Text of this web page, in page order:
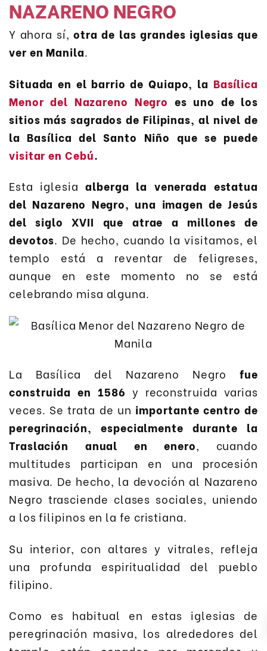
NAZARENO NEGRO
Y ahora sí,otra de las grandes iglesias que
ver en Manila.
Situada en el barrio de Quiapo, la Basílica
Menor del Nazareno Negro es uno de los
sitios más sagrados de Filipinas, al nivel de
la Basílica del Santo Niño que se puede
visitar en Cebú.
Esta iglesiaalberga la venerada estatua
del Nazareno Negro, una imagen de Jesús
del siglo XVII que atrae a millones de
devotos. De hecho, cuando la visitamos, el
templo está a reventar de feligreses,
aunque en este momento no se está
celebrando misa alguna.
La Basílica del Nazareno Negrofue
construida en 1586 y reconstruida varias
veces. Se trata de un importante centro de
peregrinación, especialmente durante la
Traslación anual en enero, cuando
multitudes participan en una procesión
masiva. De hecho, la devoción al Nazareno
Negro trasciende clases sociales, uniendo
a los filipinos en la fe cristiana.
Su interior, con altares y vitrales, refleja
una profunda espiritualidad del pueblo
filipino.
Como es habitual en estas iglesias de
peregrinación masiva, los alrededores del